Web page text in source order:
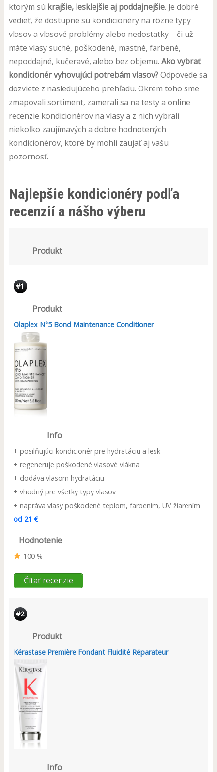
ktorým sú krajšie, lesklejšie aj poddajnejšie. Je dobré
vedieť, že dostupné sú kondicionéry na rôzne typy
vlasov a vlasové problémy alebo nedostatky – či už
máte vlasy suché, poškodené, mastné, farbené,
nepoddajné, kučeravé, alebo bez objemu. Ako vybrať
kondicionér vyhovujúci potrebám vlasov?Odpovede sa
dozviete z nasledujúceho prehľadu. Okrem toho sme
zmapovali sortiment, zamerali sa na testy a online
recenzie kondicionérov na vlasy a z nich vybrali
niekoľko zaujímavých a dobre hodnotených
kondicionérov, ktoré by mohli zaujať aj vašu
pozornosť.
Najlepšie kondicionéry podľa
recenzií a nášho výberu
Produkt
#1
Produkt
Olaplex N°5 Bond Maintenance Conditioner
Info
+ posilňujúci kondicionér pre hydratáciu a lesk
+ regeneruje poškodené vlasové vlákna
+ dodáva vlasom hydratáciu
+ vhodný pre všetky typy vlasov
+ napráva vlasy poškodené teplom, farbením, UV žiarením
od 21 €
Hodnotenie
100 %
Čítať recenzie
#2
Produkt
Kérastase Première Fondant Fluidité Réparateur
Info